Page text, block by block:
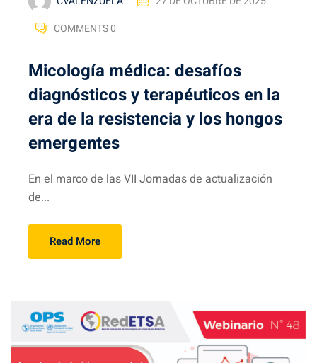
COMMENTS 0
Micología médica: desafíos
diagnósticos y terapéuticos en la
era de la resistencia y los hongos
emergentes
En el marco de las VII Jornadas de actualización
de...
Read More